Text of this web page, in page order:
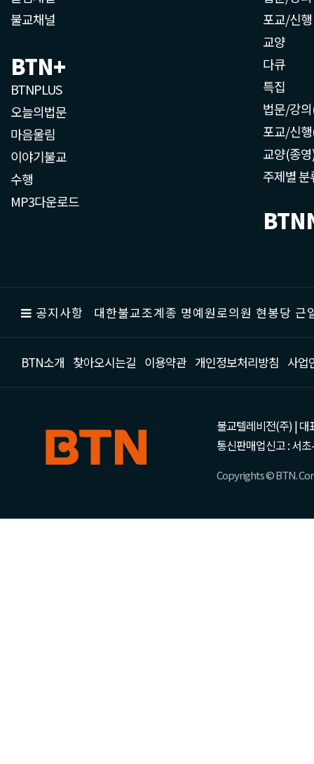
불교채널
BTN+
BTNPLUS
오늘의법문
마음울림
이야기불교
수행
MP3다운로드
포교/신행
교양
다큐
특집
법문/강
포교/신
교양(종
주제별 분
공지사항 대한불교조계종 명예원로의원 현봉당
BTN소개 찾아오시는길 이용약관 개인정보처리방침 사업
불교텔레비전(주) | 대
통신판매업신고 : 서
Copyrights © BTN.